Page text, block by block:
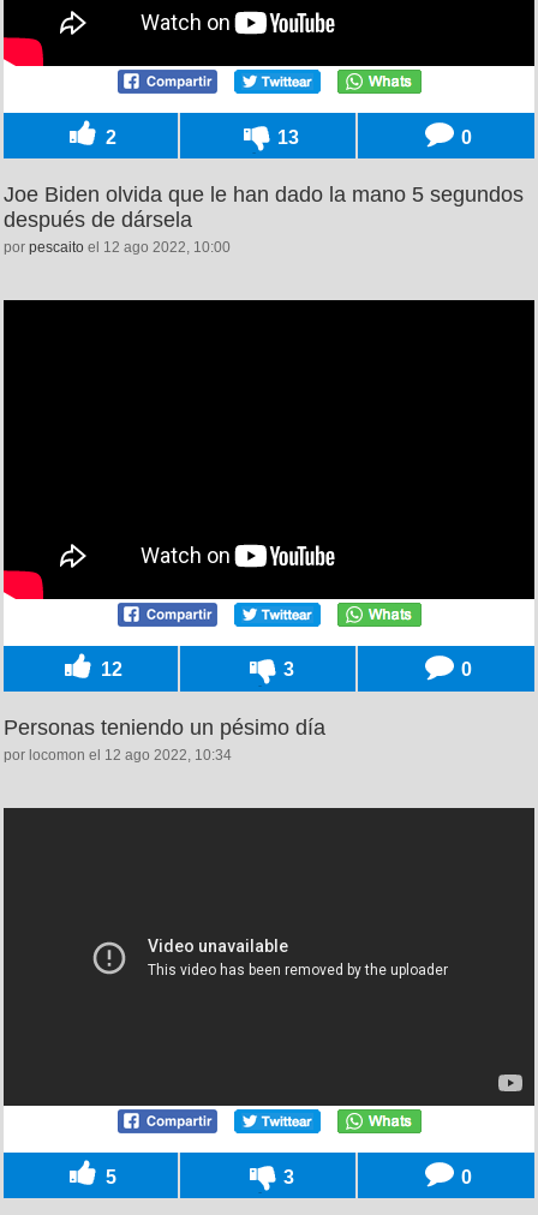
2 13 0
Joe Biden olvida que le han dado la mano 5 segundos
después de dársela
por pescaito el 12 ago 2022, 10:00
12 3 0
Personas teniendo un pésimo día
por locomon el 12 ago 2022, 10:34
5 3 0